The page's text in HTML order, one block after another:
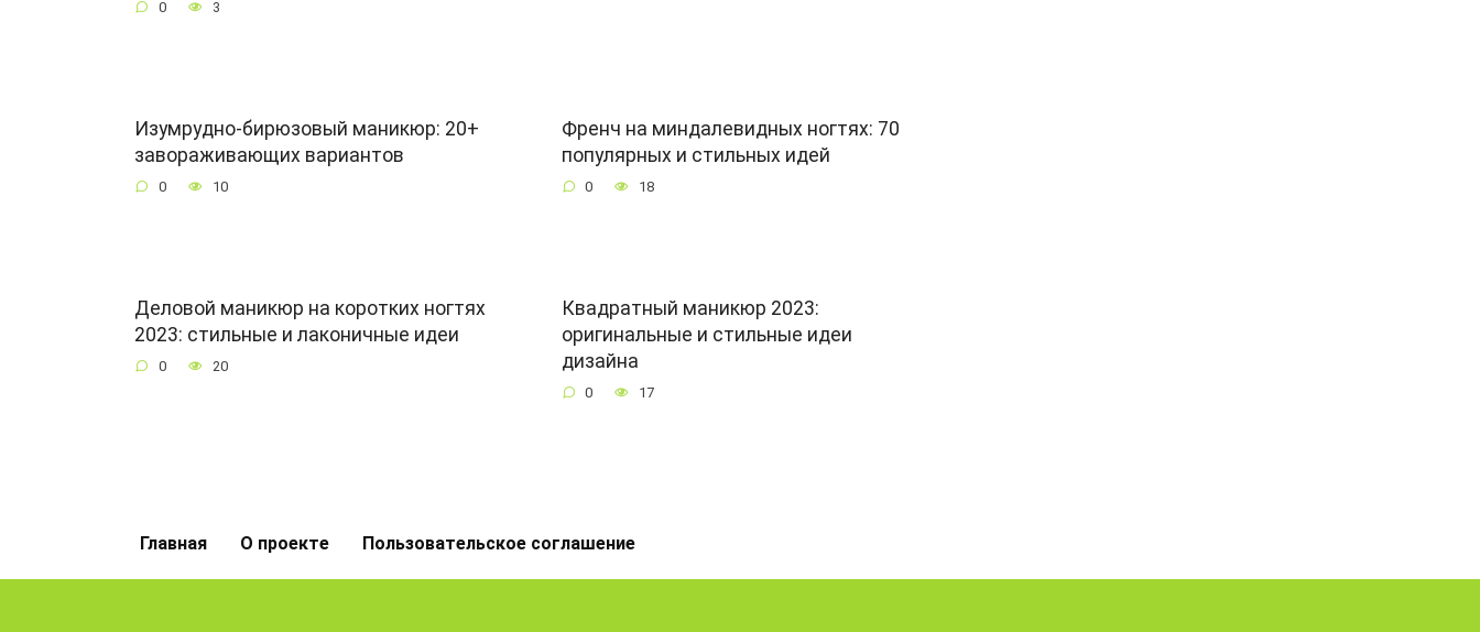
0 3
Изумрудно-бирюзовый маникюр: 20+
завораживающих вариантов
0 10
Френч на миндалевидных ногтях: 70
популярных и стильных идей
0 18
Деловой маникюр на коротких ногтях
2023: стильные и лаконичные идеи
0 20
Квадратный маникюр 2023:
оригинальные и стильные идеи
дизайна
0 17
Загрузка...
Главная О проекте Пользовательское соглашение